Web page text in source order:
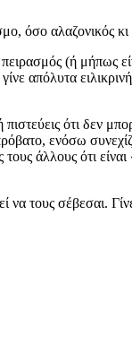
όσο αλαζονικός κι
(ή μήπως
απόλυτα
ότι δεν
ενόσω
άλλους ότι
να τους σέβεσαι.